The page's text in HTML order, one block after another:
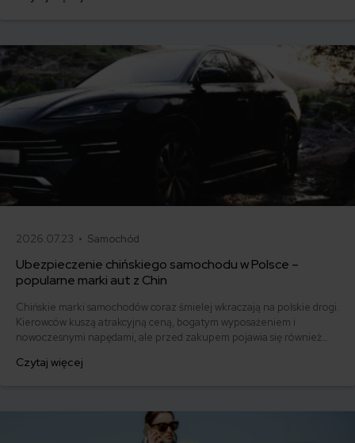
2026.07.23 • Samochód
Ubezpieczenie chińskiego samochodu w Polsce –
popularne marki aut z Chin
Chińskie marki samochodów coraz śmielej wkraczają na polskie drogi.
Kierowców kuszą atrakcyjną ceną, bogatym wyposażeniem i
nowoczesnymi napędami, ale przed zakupem pojawia się również
komunikacyjne dla marek takich jak MG, BYD, Omoda, Jaecoo i BAIC
Czytaj więcej